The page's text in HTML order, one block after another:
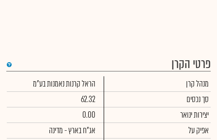
פרטי הקרן
מנהל קרן
הראל קרנות נאמנות בע"מ
סך נכסים
62.32
יצירות ינואר
0.00
אפיק על
אג"ח בארץ - מדינה